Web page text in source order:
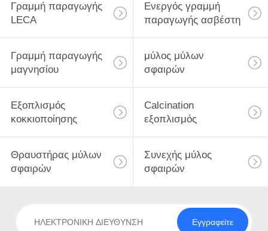
Γραμμή παραγωγής
LECA
Ενεργός γραμμή
παραγωγής ασβέστη
Γραμμή παραγωγής
μαγνησίου
μύλος μύλων
σφαιρών
Εξοπλισμός
κοκκιοποίησης
Calcination
εξοπλισμός
Θραυστήρας μύλων
σφαιρών
Συνεχής μύλος
σφαιρών
Εγγραφείτε